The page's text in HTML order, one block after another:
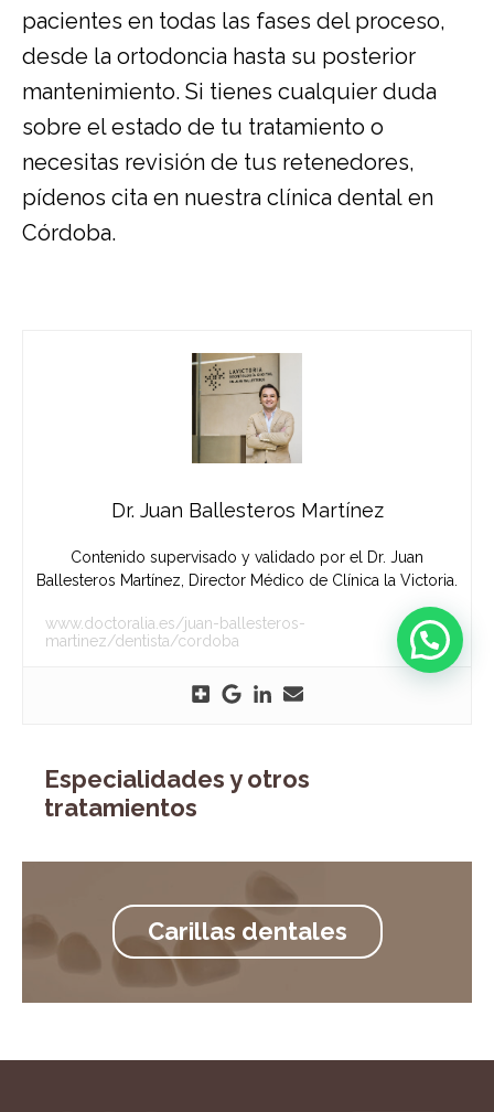
pacientes en todas las fases del proceso,
desde la ortodoncia hasta su posterior
mantenimiento. Si tienes cualquier duda
sobre el estado de tu tratamiento o
necesitas revisión de tus retenedores,
pídenos cita en nuestra clínica dental en
Córdoba.
Dr. Juan Ballesteros Martínez
Contenido supervisado y validado por el Dr. Juan
Ballesteros Martínez, Director Médico de Clínica la Victoria.
www.doctoralia.es/juan-ballesteros-
martinez/dentista/cordoba
Especialidades y otros
tratamientos
Carillas dentales